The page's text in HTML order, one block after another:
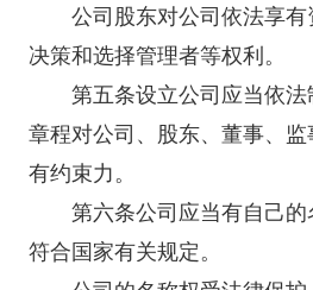
公司股东对公司依法享有
决策和选择管理者等权利。
第五条设立公司应当依法
章程对公司、股东、董事、
有约束力。
第六条公司应当有自己的
符合国家有关规定。